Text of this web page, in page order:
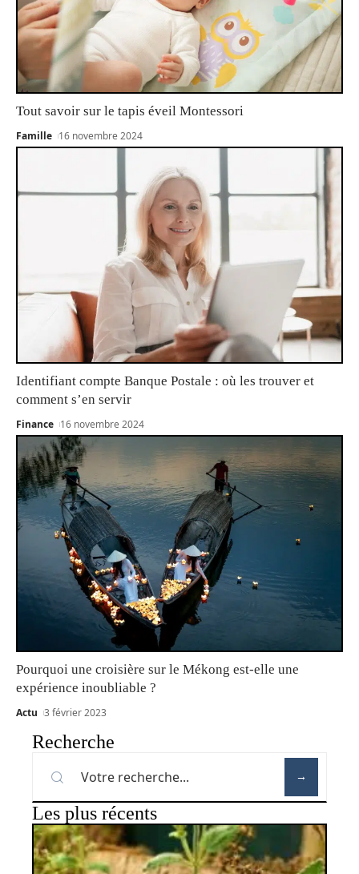
Tout savoir sur le tapis éveil Montessori
Famille 16 novembre 2024
Identifiant compte Banque Postale : où les trouver et
comment s’en servir
Finance 16 novembre 2024
Pourquoi une croisière sur le Mékong est-elle une
expérience inoubliable ?
Actu 3 février 2023
Recherche
Les plus récents